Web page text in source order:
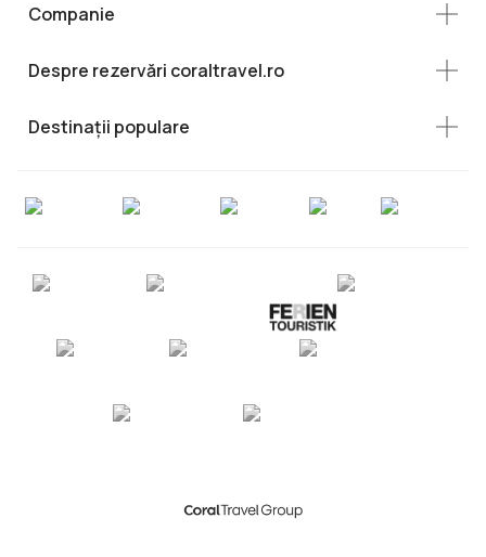
Companie
Despre rezervări coraltravel.ro
Destinații populare